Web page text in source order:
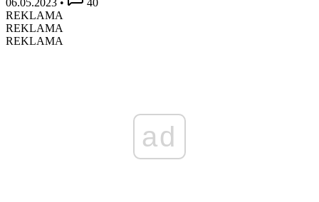
06.05.2023 •
40
REKLAMA
REKLAMA
REKLAMA
ad